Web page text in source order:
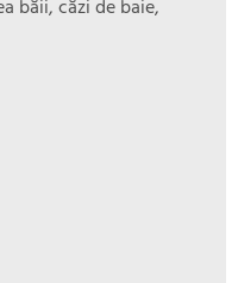
băii, căzi de baie,